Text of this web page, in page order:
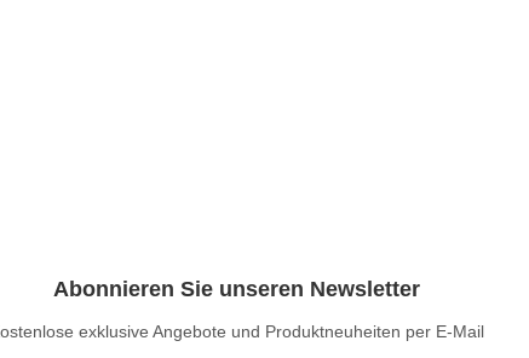
Abonnieren Sie unseren Newsletter
exklusive Angebote und Produktneuheiten per E-Mail